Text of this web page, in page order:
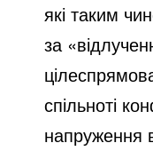
які таким
за
спільноті
напруження